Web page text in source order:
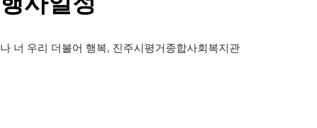
나 너 우리 더불어 행복, 진주시평거종합사회복지관